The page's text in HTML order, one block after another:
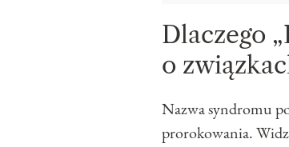
Dlaczego
o
Nazwa syndromu
prorokowania.